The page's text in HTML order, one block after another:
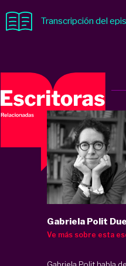
Transcripción del
Gabriela Polit
Ve más sobre esta